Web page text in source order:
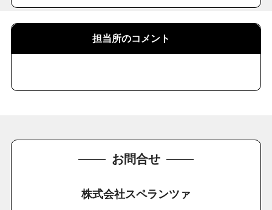
担当所のコメント
お問合せ
株式会社スペランツァ